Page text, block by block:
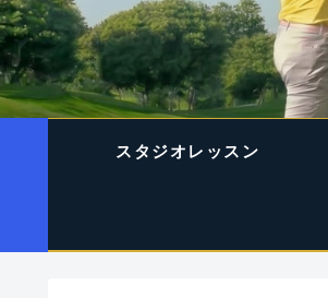
スタジオレッスン